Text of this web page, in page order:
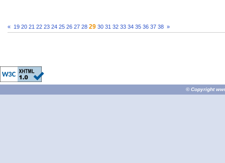
« 19 20 21 22 23 24 25 26 27 28 29 30 31 32 33 34 35 36 37 38 »
© Copyright